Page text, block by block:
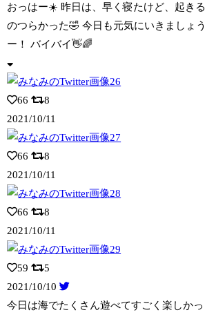
おっはー☀️ 昨日は、早く寝たけど、起きる
のつらかった🤣 今日も元気にいきましょ う
ー！ バイバイ👋🌈
66
8
2021/10/11
66
8
2021/10/11
66
8
2021/10/11
59
5
2021/10/10
今日は海でたくさん遊べてすごく楽しかっ